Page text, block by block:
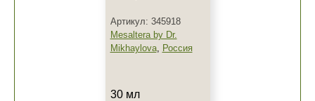
Артикул: 345918
Mesaltera by Dr.
Mikhaylova, Россия
30 мл